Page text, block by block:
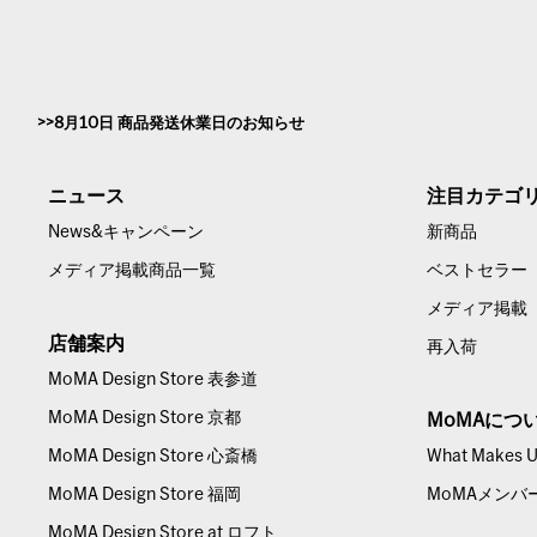
8月10日 商品発送休業日のお知らせ
ニュース
News&キャンペーン
メディア掲載商品一覧
店舗案内
MoMA Design Store 表参道
MoMA Design Store 京都
MoMA Design Store 心斎橋
MoMA Design Store 福岡
MoMA Design Store at ロフト
注目カテゴ
新商品
ベストセラー
メディア掲載
再入荷
MoMAにつ
What Makes
MoMAメンバ